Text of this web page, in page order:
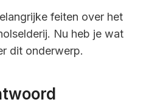
feiten over het
Nu heb je wat
dit onderwerp.